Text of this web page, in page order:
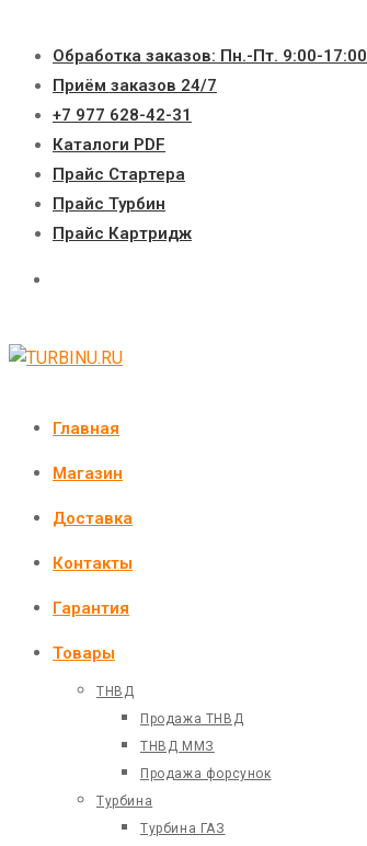
содержимому
Обработка заказов: Пн.-Пт. 9:00-17:00
Приём заказов 24/7
+7 977 628-42-31
Каталоги PDF
Прайс Стартера
Прайс Турбин
Прайс Картридж
Главная
Магазин
Доставка
Контакты
Гарантия
Товары
ТНВД
Продажа ТНВД
ТНВД ММЗ
Продажа форсунок
Турбина
Турбина ГАЗ